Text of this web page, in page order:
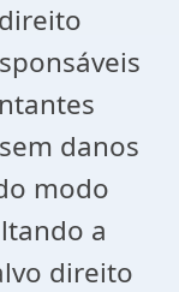
danos
modo
a
direito